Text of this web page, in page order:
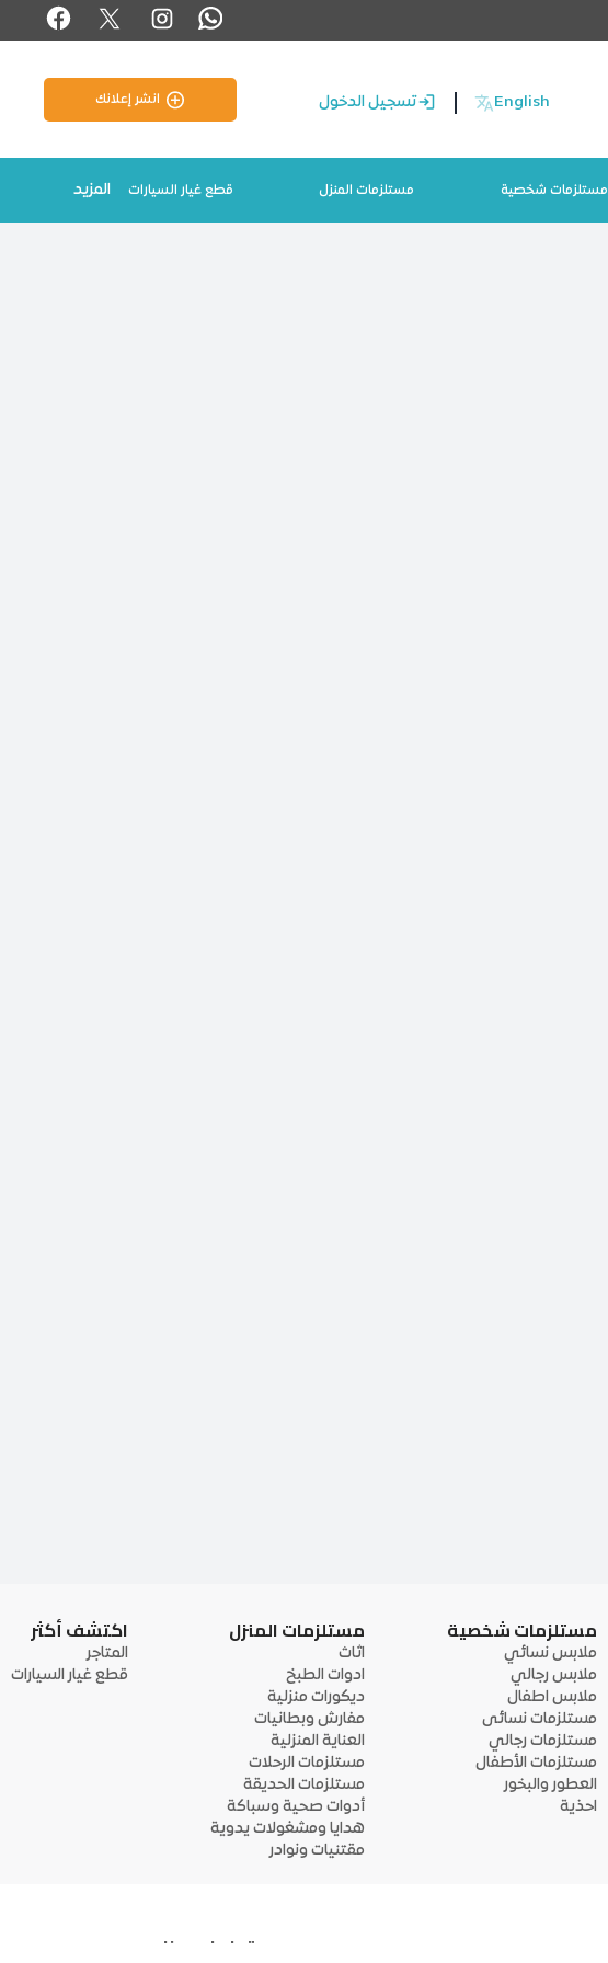
English تسجيل الدخول انشر إعلانك
مستلزمات شخصية مستلزمات المنزل قطع غيار السيارات المزيد
مستلزمات شخصية
ملابس نسائي
ملابس رجالي
ملابس اطفال
مستلزمات نسائى
مستلزمات رجالي
مستلزمات الأطفال
العطور والبخور
احذية
مستلزمات المنزل
اثاث
ادوات الطبخ
ديكورات منزلية
مفارش وبطانيات
العناية المنزلية
مستلزمات الرحلات
مستلزمات الحديقة
أدوات صحية وسباكة
هدايا ومشغولات يدوية
مقتنيات ونوادر
اكتشف أكثر
المتاجر
قطع غيار السيارات
تواصل معنا